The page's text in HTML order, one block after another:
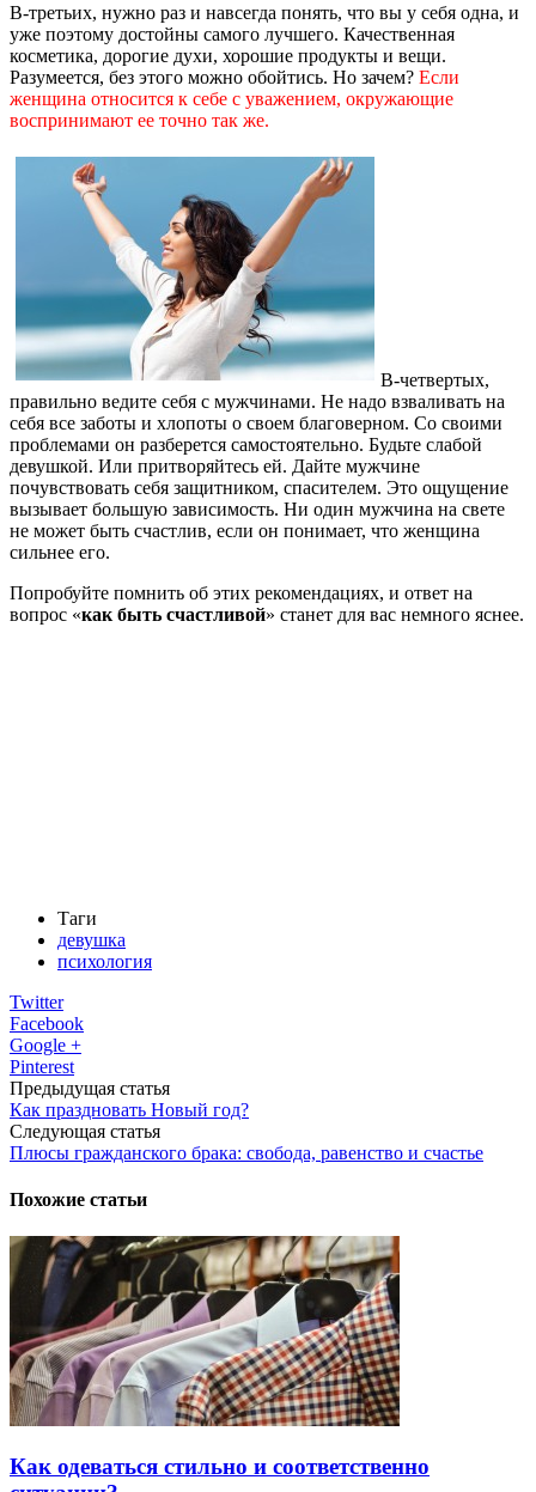
В-третьих, нужно раз и навсегда понять, что вы у себя одна, и
уже поэтому достойны самого лучшего. Качественная
косметика, дорогие духи, хорошие продукты и вещи.
Разумеется, без этого можно обойтись. Но зачем? Если
женщина относится к себе с уважением, окружающие
воспринимают ее точно так же.
В-четвертых,
правильно ведите себя с мужчинами. Не надо взваливать на
себя все заботы и хлопоты о своем благоверном. Со своими
проблемами он разберется самостоятельно. Будьте слабой
девушкой. Или притворяйтесь ей. Дайте мужчине
почувствовать себя защитником, спасителем. Это ощущение
вызывает большую зависимость. Ни один мужчина на свете
не может быть счастлив, если он понимает, что женщина
сильнее его.
Попробуйте помнить об этих рекомендациях, и ответ на
вопрос «как быть счастливой» станет для вас немного яснее.
Таги
девушка
психология
Twitter
Facebook
Google +
Pinterest
Предыдущая статья
Как праздновать Новый год?
Следующая статья
Плюсы гражданского брака: свобода, равенство и счастье
Похожие статьи
Как одеваться стильно и соответственно